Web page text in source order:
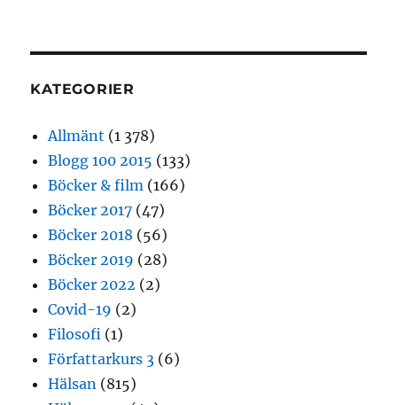
KATEGORIER
Allmänt (1 378)
Blogg 100 2015 (133)
Böcker & film (166)
Böcker 2017 (47)
Böcker 2018 (56)
Böcker 2019 (28)
Böcker 2022 (2)
Covid-19 (2)
Filosofi (1)
Författarkurs 3 (6)
Hälsan (815)